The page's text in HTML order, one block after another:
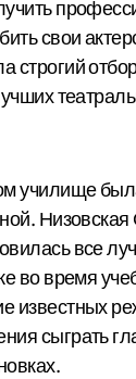
свои
строгий
училище
все
во время
известных
сыграть